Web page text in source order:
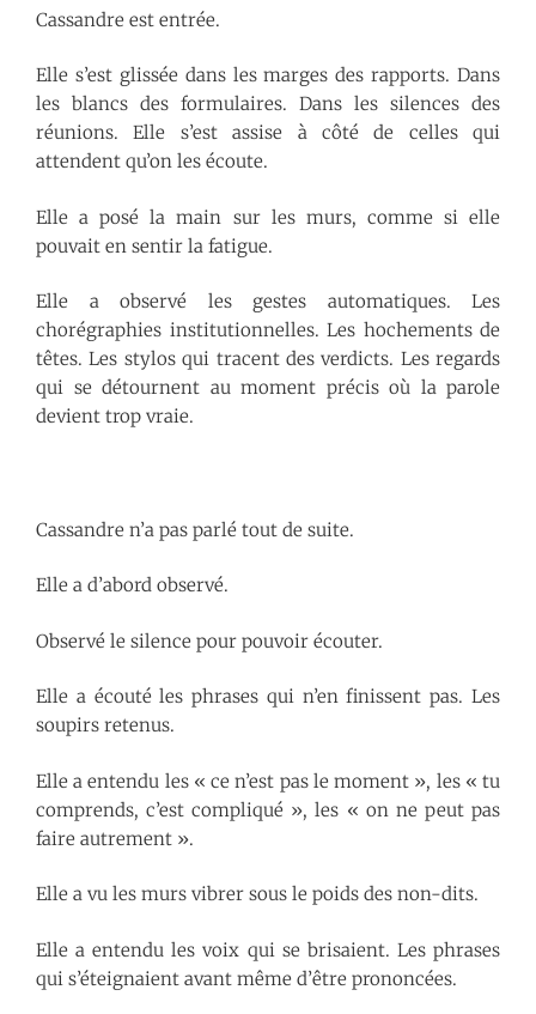
Cassandre est entrée.
Elle s’est glissée dans les marges des rapports. Dans
les blancs des formulaires. Dans les silences des
réunions. Elle s’est assise à côté de celles qui
attendent qu’on les écoute.
Elle a posé la main sur les murs, comme si elle
pouvait en sentir la fatigue.
Elle a observé les gestes automatiques. Les
chorégraphies institutionnelles. Les hochements de
têtes. Les stylos qui tracent des verdicts. Les regards
qui se détournent au moment précis où la parole
devient trop vraie.
Cassandre n’a pas parlé tout de suite.
Elle a d’abord observé.
Observé le silence pour pouvoir écouter.
Elle a écouté les phrases qui n’en finissent pas. Les
soupirs retenus.
Elle a entendu les « ce n’est pas le moment », les « tu
comprends, c’est compliqué », les « on ne peut pas
faire autrement ».
Elle a vu les murs vibrer sous le poids des non-dits.
Elle a entendu les voix qui se brisaient. Les phrases
qui s’éteignaient avant même d’être prononcées.